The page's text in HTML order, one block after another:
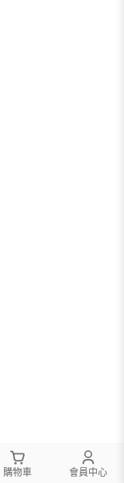
購物車 會員中心